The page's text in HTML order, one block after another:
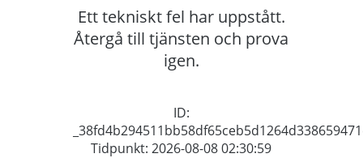
Ett tekniskt fel har uppstått.
Återgå till tjänsten och prova
igen.
ID:
Tidpunkt: 2026-08-08 02:30:59